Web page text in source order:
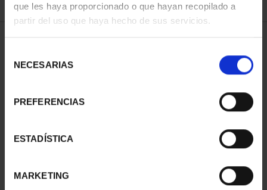
que les haya proporcionado o que hayan recopilado a
partir del uso que haya hecho de sus servicios.
NECESARIAS
PREFERENCIAS
ESTADÍSTICA
MARKETING
REFINAR
1 Productos encontrados